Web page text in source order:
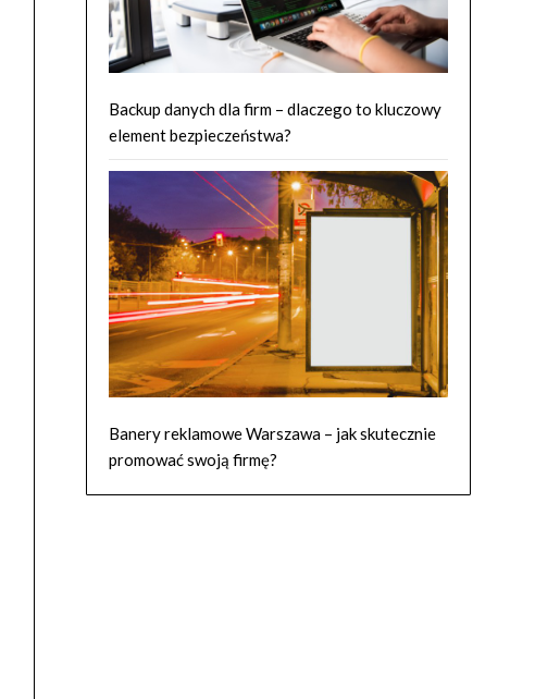
Backup danych dla firm – dlaczego to kluczowy
element bezpieczeństwa?
Banery reklamowe Warszawa – jak skutecznie
promować swoją firmę?